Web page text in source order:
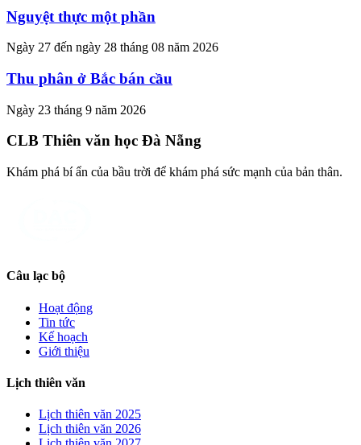
Nguyệt thực một phần
Ngày 27 đến ngày 28 tháng 08 năm 2026
Thu phân ở Bắc bán cầu
Ngày 23 tháng 9 năm 2026
CLB Thiên văn học Đà Nẵng
Khám phá bí ẩn của bầu trời để khám phá sức mạnh của bản thân.
Câu lạc bộ
Hoạt động
Tin tức
Kế hoạch
Giới thiệu
Lịch thiên văn
Lịch thiên văn 2025
Lịch thiên văn 2026